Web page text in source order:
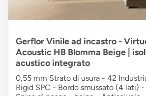
Gerflor Vinile ad incastro -
Acoustic HB Blomma Beige |
acustico integrato
0,55 mm Strato di usura - 42
Rigid SPC - Bordo smussato (4 lati)